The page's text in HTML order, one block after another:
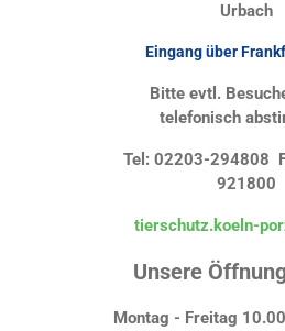
Urbach
Eingang über
Bitte evtl.
telefonisch
Tel: 02203-294808
921800
tierschutz.koeln-
Unsere
Montag - Freitag